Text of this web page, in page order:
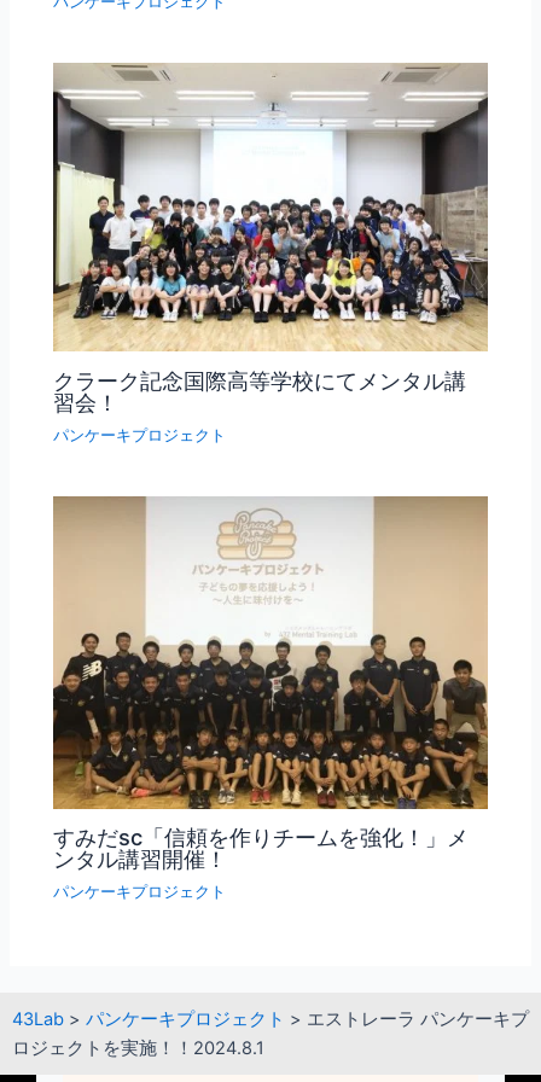
クラーク記念国際高等学校にてメンタル講
習会！
パンケーキプロジェクト
すみだsc「信頼を作りチームを強化！」メ
ンタル講習開催！
パンケーキプロジェクト
43Lab > パンケーキプロジェクト > エストレーラ パンケーキプ
ロジェクトを実施！！2024.8.1